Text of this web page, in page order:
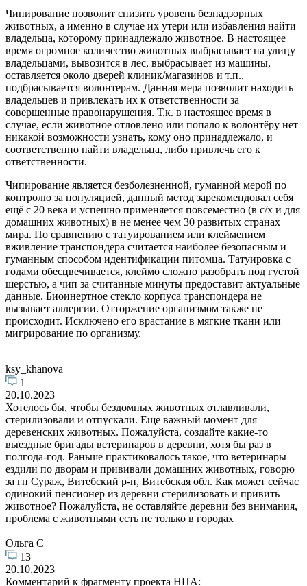
Чипирование позволит снизить уровень безнадзорных
животных, а именно в случае их утери или избавления найти
владельца, которому принадлежало животное. В настоящее
время огромное количество животных выбрасывает на улицу
владельцами, вывозится в лес, выбрасывает из машины,
оставляется около дверей клиник/магазинов и т.п.,
подбрасывается волонтерам. Данная мера позволит находить
владельцев и привлекать их к ответственности за
совершенные правонарушения. Т.к. в настоящее время в
случае, если животное отловлено или попало к волонтёру нет
никакой возможности узнать, кому оно принадлежало, и
соответственно найти владельца, либо привлечь его к
ответственности.
Чипирование является безболезненной, гуманной мерой по
контролю за популяцией, данный метод зарекомендовал себя
ещё с 20 века и успешно применяется повсеместно (в с/х и для
домашних животных) в не менее чем 30 развитых странах
мира. По сравнению с татуированием или клеймением
вживление транспондера считается наиболее безопасным и
гуманным способом идентификации питомца. Татуировка с
годами обесцвечивается, клеймо сложно разобрать под густой
шерстью, а чип за считанные минуты предоставит актуальные
данные. Биоинертное стекло корпуса транспондера не
вызывает аллергии. Отторжение организмом также не
происходит. Исключено его врастание в мягкие ткани или
мигрирование по организму.
ksy_khanova
1
20.10.2023
Хотелось бы, чтобы бездомных животных отлавливали,
стерилизовали и отпускали. Еще важный момент для
деревенских животных. Пожалуйста, создайте какие-то
выездные бригады ветеринаров в деревни, хотя бы раз в
полгода-год. Раньше практиковалось такое, что ветеринары
ездили по дворам и прививали домашних животных, говорю
за гп Сураж, Витебский р-н, Витебская обл. Как может сейчас
одинокий пенсионер из деревни стерилизовать и привить
животное? Пожалуйста, не оставляйте деревни без внимания,
проблема с животными есть не только в городах
Ольга С
13
20.10.2023
Комментарий к фрагменту проекта НПА: